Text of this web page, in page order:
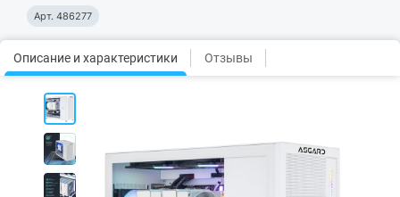
Арт. 486277
Описание и характеристики Отзывы